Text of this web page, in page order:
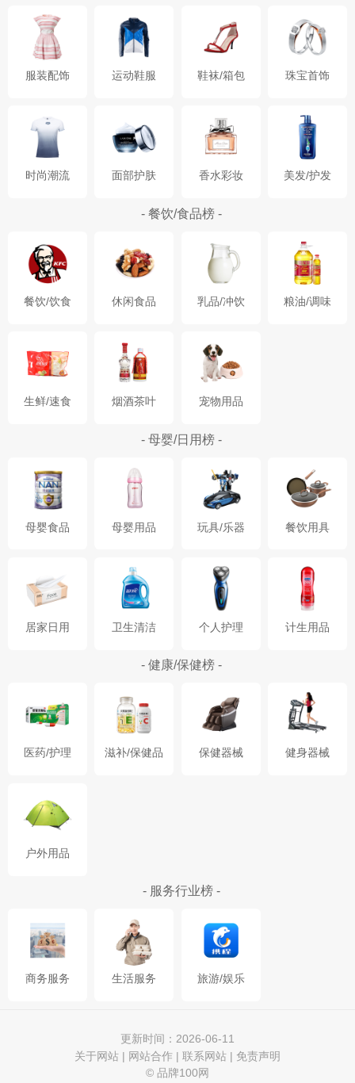
服装配饰 运动鞋服 鞋袜/箱包 珠宝首饰
时尚潮流 面部护肤 香水彩妆 美发/护发
- 餐饮/食品榜 -
餐饮/饮食 休闲食品 乳品/冲饮 粮油/调味
生鲜/速食 烟酒茶叶 宠物用品
- 母婴/日用榜 -
母婴食品 母婴用品 玩具/乐器 餐饮用具
居家日用 卫生清洁 个人护理 计生用品
- 健康/保健榜 -
医药/护理 滋补/保健品 保健器械 健身器械
户外用品
- 服务行业榜 -
商务服务 生活服务 旅游/娱乐
更新时间：2026-06-11
关于网站 | 网站合作 | 联系网站 | 免责声明
© 品牌100网